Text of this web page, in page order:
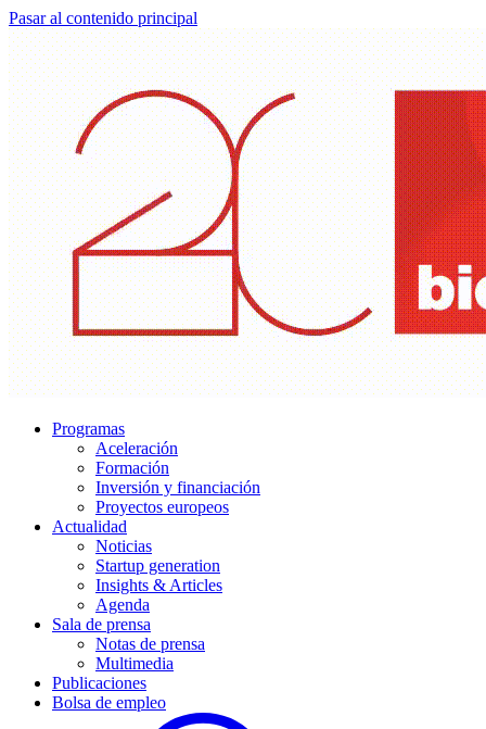
Pasar al contenido principal
Programas
Aceleración
Formación
Inversión y financiación
Proyectos europeos
Actualidad
Noticias
Startup generation
Insights & Articles
Agenda
Sala de prensa
Notas de prensa
Multimedia
Publicaciones
Bolsa de empleo